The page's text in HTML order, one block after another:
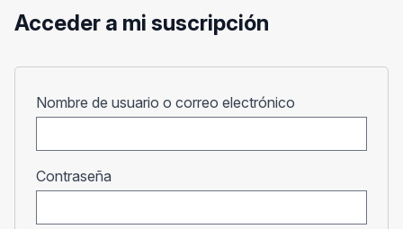
Acceder a mi suscripción
Nombre de usuario o correo electrónico
Contraseña